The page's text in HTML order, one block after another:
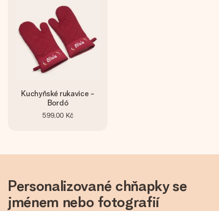
Kuchyňské rukavice -
Bordó
599,00 Kč
Personalizované chňapky se
jménem nebo fotografií